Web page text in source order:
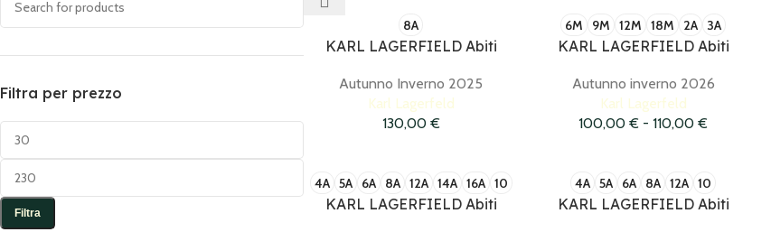
Filtra per prezzo
Filtra
8A
KARL LAGERFIELD Abiti
Autunno Inverno 2025
Karl Lagerfeld
130,00 €
6M 9M 12M 18M 2A 3A
KARL LAGERFIELD Abiti
Autunno inverno 2026
Karl Lagerfeld
100,00 € - 110,00 €
4A 5A 6A 8A 12A 14A 16A 10
KARL LAGERFIELD Abiti
4A 5A 6A 8A 12A 10
KARL LAGERFIELD Abiti